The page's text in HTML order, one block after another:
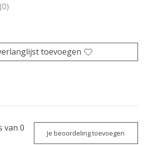
dit product is
(0)
toevoegen
van 0
Je beoordeling toevoegen